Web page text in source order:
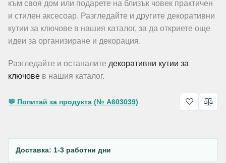
към своя дом или подарете на близък човек практичен
и стилен аксесоар. Разгледайте и другите декоративни
кутии за ключове в нашия каталог, за да откриете още
идеи за организиране и декорация.
Разгледайте и останалите декоративни кутии за
ключове в нашия каталог.
💬 Попитай за продукта (№ A603039)
Доставка: 1-3 работни дни